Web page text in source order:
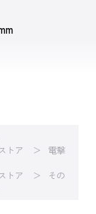
トア
電撃
トア
その